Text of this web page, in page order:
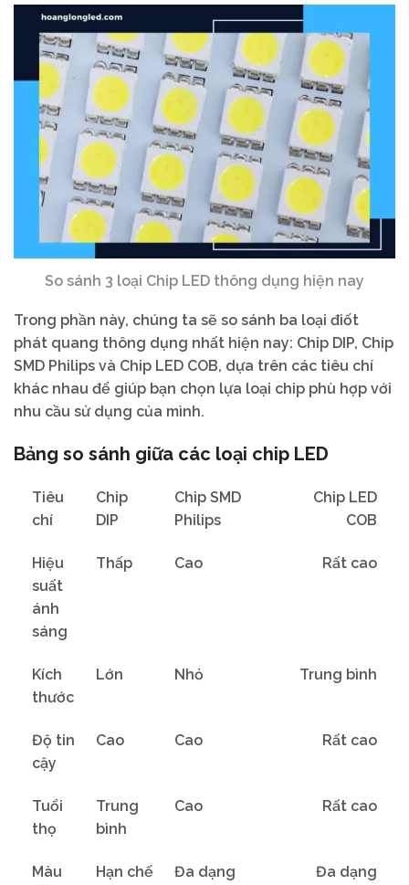
So sánh 3 loại Chip LED thông dụng hiện nay
Trong phần này, chúng ta sẽ so sánh ba loại điốt
phát quang thông dụng nhất hiện nay: Chip DIP, Chip
SMD Philips và Chip LED COB, dựa trên các tiêu chí
khác nhau để giúp bạn chọn lựa loại chip phù hợp với
nhu cầu sử dụng của mình.
Bảng so sánh giữa các loại chip LED
Tiêu
chí
Chip
DIP
Chip SMD
Philips
Chip LED
COB
Hiệu
suất
ánh
sáng
Thấp Cao Rất cao
Kích
thước
Lớn Nhỏ Trung bình
Độ tin
cậy
Cao Cao Rất cao
Tuổi
thọ
Trung
bình
Cao Rất cao
Màu
Hạn chế Đa dạng Đa dạng